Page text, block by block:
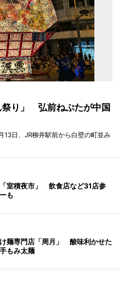
祭り」 弘前ねぷたが中国
13日、JR柳井駅前から白壁の町並み
室積夜市」 飲食店など31店参
も
麺専門店「周月」 酸味利かせた
もみ太麺